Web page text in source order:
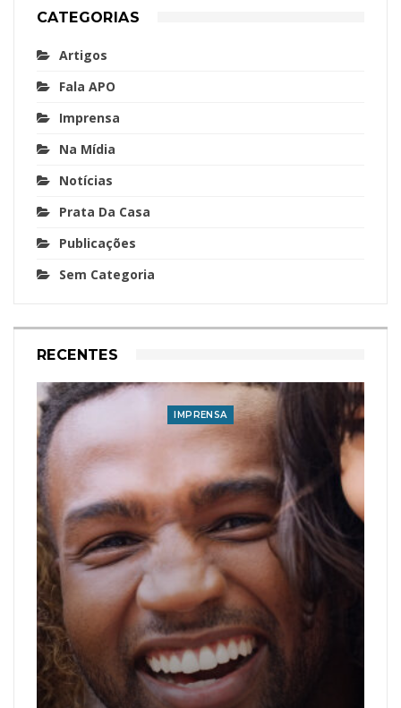
CATEGORIAS
Artigos
Fala APO
Imprensa
Na Mídia
Notícias
Prata Da Casa
Publicações
Sem Categoria
RECENTES
IMPRENSA